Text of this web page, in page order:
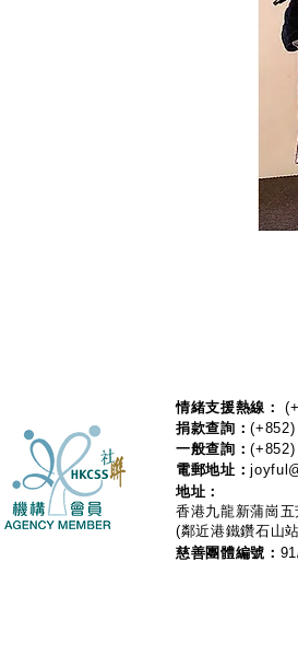
情緒支援熱線：​​
捐款查詢：
一般查詢：
電郵地址：
地址：
香港九龍新蒲崗
(鄰近港鐵鑽石山
慈善團體編號：